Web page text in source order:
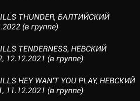
THUNDER, БАЛТИЙСКИЙ
(в группе)
TENDERNESS, НЕВСКИЙ
(в группе)
HEY WAN'T YOU PLAY, НЕВСКИЙ
(в группе)